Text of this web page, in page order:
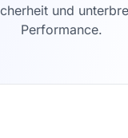
und
Performance.